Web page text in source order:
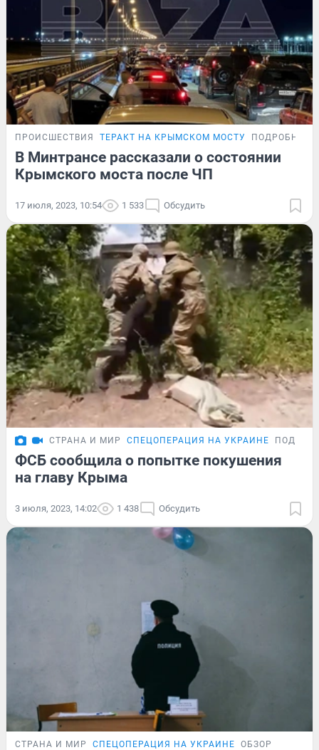
ПРОИСШЕСТВИЯ ТЕРАКТ НА КРЫМСКОМ МОСТУ
В Минтрансе рассказали о состоянии
Крымского моста после ЧП
17 июля, 2023, 10:54 1 533 Обсудить
СТРАНА И МИР СПЕЦОПЕРАЦИЯ НА УКРАИНЕ
ФСБ сообщила о попытке покушения
на главу Крыма
3 июля, 2023, 14:02 1 438 Обсудить
СТРАНА И МИР СПЕЦОПЕРАЦИЯ НА УКРАИНЕ ОБЗОР